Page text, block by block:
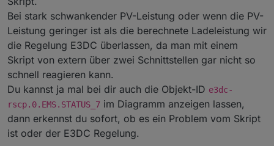
Bei stark schwankender PV-Leistung oder wenn die PV-
Leistung geringer ist als die berechnete Ladeleistung wir
die Regelung E3DC überlassen, da man mit einem
Skript von extern über zwei Schnittstellen gar nicht so
schnell reagieren kann.
Du kannst ja mal bei dir auch die Objekt-ID e3dc-
rscp.0.EMS.STATUS_7 im Diagramm anzeigen lassen,
dann erkennst du sofort, ob es ein Problem vom Skript
ist oder der E3DC Regelung.